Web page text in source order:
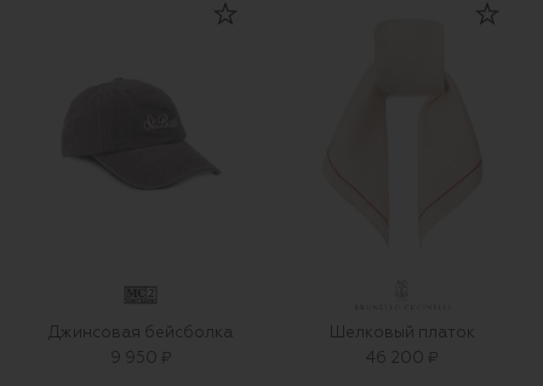
Джинсовая бейсболка
9 950 ₽
Шелковый платок
46 200 ₽